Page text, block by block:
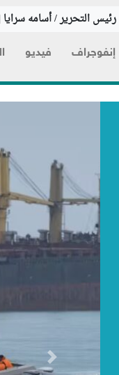
رئيس التحرير / أسامه
إنفوجراف فيديو
Next